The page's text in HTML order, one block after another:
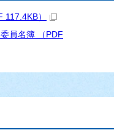
）
員名簿 （PDF